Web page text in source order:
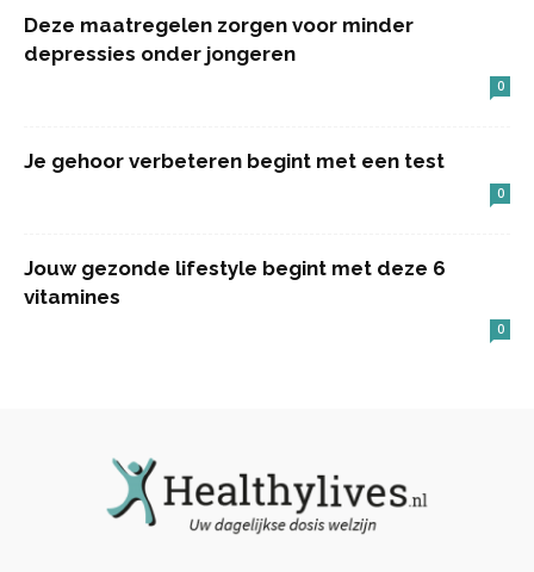
Deze maatregelen zorgen voor minder
depressies onder jongeren
0
Je gehoor verbeteren begint met een test
0
Jouw gezonde lifestyle begint met deze 6
vitamines
0